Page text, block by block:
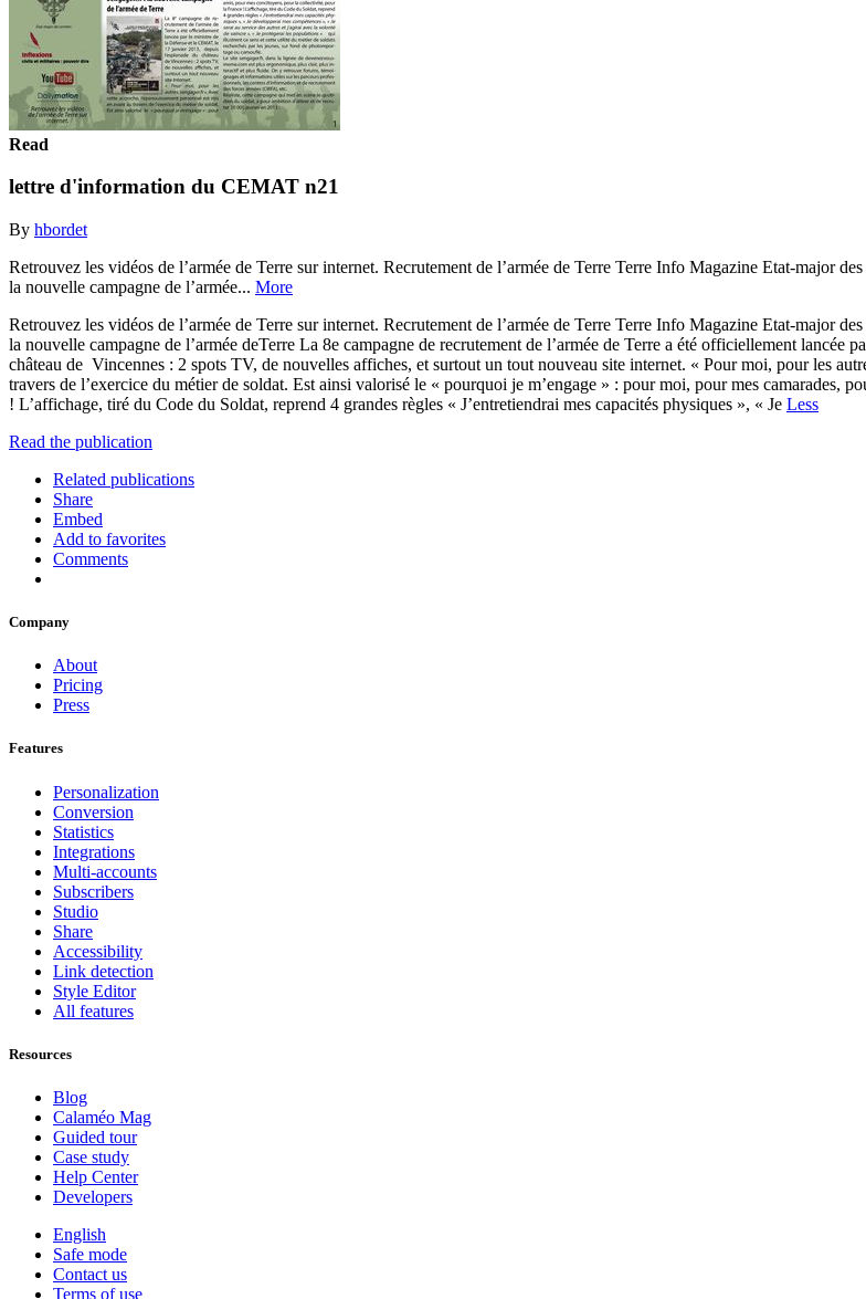
Read
lettre d'information du CEMAT n21
By hbordet
Retrouvez les vidéos de l’armée de Terre sur internet. Recrutement de l’armée de Terre Terre Info Magazine Etat-major
la nouvelle campagne de l’armée... More
Retrouvez les vidéos de l’armée de Terre sur internet. Recrutement de l’armée de Terre Terre Info Magazine Etat-major
la nouvelle campagne de l’armée deTerre La 8e campagne de recrutement de l’armée de Terre a été officiellement
château de ­ Vincennes : 2 spots TV, de nouvelles affiches, et surtout un tout nouveau site internet. « Pour moi, pour les
travers de l’exercice du métier de soldat. Est ainsi valorisé le « pourquoi je m’engage » : pour moi, pour mes
! L’affichage, tiré du Code du Soldat, reprend 4 grandes règles « J’entretiendrai mes capacités physiques », « Je Less
Read the publication
Related publications
Share
Embed
Add to favorites
Comments
Company
About
Pricing
Press
Features
Personalization
Conversion
Statistics
Integrations
Multi-accounts
Subscribers
Studio
Share
Accessibility
Link detection
Style Editor
All features
Resources
Blog
Calaméo Mag
Guided tour
Case study
Help Center
Developers
English
Safe mode
Contact us
Terms of use